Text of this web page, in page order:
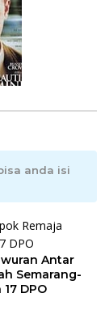
anda isi
Antar
Semarang-
DPO